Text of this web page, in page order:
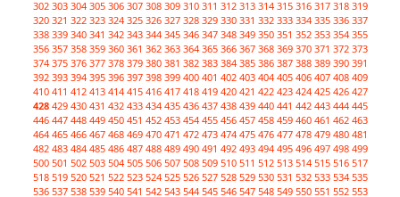
302 303 304 305 306 307 308 309 310 311 312 313 314 315 316 317 318 319
320 321 322 323 324 325 326 327 328 329 330 331 332 333 334 335 336 337
338 339 340 341 342 343 344 345 346 347 348 349 350 351 352 353 354 355
356 357 358 359 360 361 362 363 364 365 366 367 368 369 370 371 372 373
374 375 376 377 378 379 380 381 382 383 384 385 386 387 388 389 390 391
392 393 394 395 396 397 398 399 400 401 402 403 404 405 406 407 408 409
410 411 412 413 414 415 416 417 418 419 420 421 422 423 424 425 426 427
428 429 430 431 432 433 434 435 436 437 438 439 440 441 442 443 444 445
446 447 448 449 450 451 452 453 454 455 456 457 458 459 460 461 462 463
464 465 466 467 468 469 470 471 472 473 474 475 476 477 478 479 480 481
482 483 484 485 486 487 488 489 490 491 492 493 494 495 496 497 498 499
500 501 502 503 504 505 506 507 508 509 510 511 512 513 514 515 516 517
518 519 520 521 522 523 524 525 526 527 528 529 530 531 532 533 534 535
536 537 538 539 540 541 542 543 544 545 546 547 548 549 550 551 552 553